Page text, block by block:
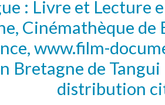
: Livre et Lecture
Cinémathèque de
www.film-
Bretagne de
distribution